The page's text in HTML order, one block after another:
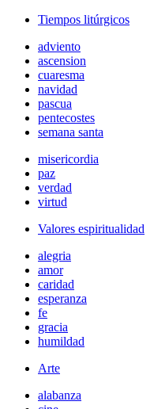
Tiempos litúrgicos
adviento
ascension
cuaresma
navidad
pascua
pentecostes
semana santa
misericordia
paz
verdad
virtud
Valores espiritualidad
alegria
amor
caridad
esperanza
fe
gracia
humildad
Arte
alabanza